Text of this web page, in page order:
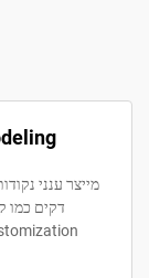
Amodeling תלת-מימדי בסגנון תעשייתי
דקים כמו קמטים